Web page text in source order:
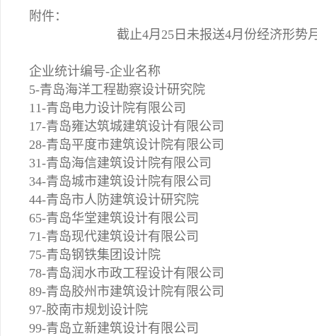
附件：
截止4月25日未报送4月份经济形势
企业统计编号-企业名称
5-青岛海洋工程勘察设计研究院
11-青岛电力设计院有限公司
17-青岛雍达筑城建筑设计有限公司
28-青岛平度市建筑设计院有限公司
31-青岛海信建筑设计院有限公司
34-青岛城市建筑设计院有限公司
44-青岛市人防建筑设计研究院
65-青岛华堂建筑设计有限公司
71-青岛现代建筑设计有限公司
75-青岛钢铁集团设计院
78-青岛润水市政工程设计有限公司
89-青岛胶州市建筑设计院有限公司
97-胶南市规划设计院
99-青岛立新建筑设计有限公司